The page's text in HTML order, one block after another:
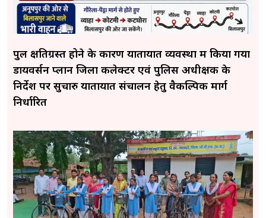
पुल क्षतिग्रस्त होने के कारण यातायात व्यवस्था में किया गया
डायवर्सन प्लान जिला कलेक्टर एवं पुलिस अधीक्षक के
निर्देश पर सुचारु यातायात संचालन हेतु वैकल्पिक मार्ग
निर्धारित